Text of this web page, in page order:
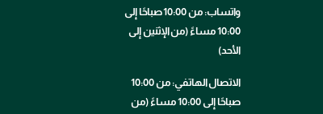
واتساب: من 10:00 صباحًا إلى
10:00 مساءً (من الإثنين إلى
الأحد)
الاتصال الهاتفي: من 10:00
صباحًا إلى 10:00 مساءً (من